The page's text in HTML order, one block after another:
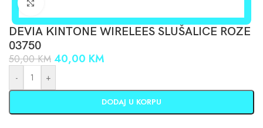
DEVIA KINTONE WIRELEES SLUŠALICE ROZE
03750
50,00KM 40,00 KM
- +
DODAJ U KORPU